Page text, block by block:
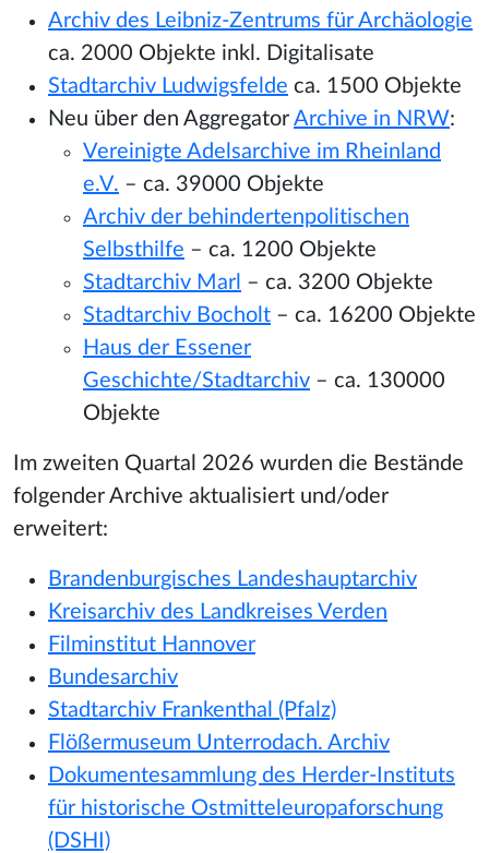
Archiv des Leibniz-Zentrums für Archäologie
ca. 2000 Objekte inkl. Digitalisate
Stadtarchiv Ludwigsfelde ca. 1500 Objekte
Neu über den Aggregator Archive in NRW:
Vereinigte Adelsarchive im Rheinland
e.V. – ca. 39000 Objekte
Archiv der behindertenpolitischen
Selbsthilfe – ca. 1200 Objekte
Stadtarchiv Marl – ca. 3200 Objekte
Stadtarchiv Bocholt – ca. 16200 Objekte
Haus der Essener
Geschichte/Stadtarchiv – ca. 130000
Objekte
Im zweiten Quartal 2026 wurden die Bestände
folgender Archive aktualisiert und/oder
erweitert:
Brandenburgisches Landeshauptarchiv
Kreisarchiv des Landkreises Verden
Filminstitut Hannover
Bundesarchiv
Stadtarchiv Frankenthal (Pfalz)
Flößermuseum Unterrodach. Archiv
Dokumentesammlung des Herder-Instituts
für historische Ostmitteleuropaforschung
(DSHI)